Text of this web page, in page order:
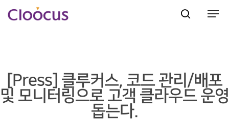
[Press] 클루커스, 코드 관리/배포
및 모니터링으로 고객 클라우드 운영
돕는다.